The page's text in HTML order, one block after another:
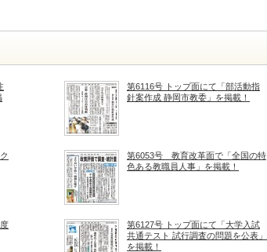
第6116号 トップ面にて「部活動指
針案作成 静岡市教委」を掲載！
第6053号 教育改革面で「全国の特
色ある教職員人事」を掲載！
第6127号 トップ面にて「大学入試
共通テスト 試行調査の問題を公表」
を掲載！